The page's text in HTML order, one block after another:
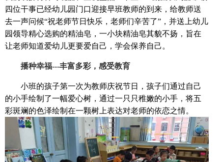
四位干事已经幼儿园门口迎接早班教师的到来，给教师送
去一声问候“祝老师节日快乐，老师们辛苦了”，并送上幼儿
园领导精心选购的精油皂，一小块精油皂其貌不扬，旨在
让老师知道爱幼儿更要爱自己，学会保养自己。
播种幸福---丰富多彩，感受教育
小班的孩子第一次为教师庆祝节日，孩子们通过自己
的小手绘制了一幅爱心树，通过一只只稚嫩的小手，将五
彩斑斓的色泽绘制在一颗树上表达对老师的依恋之情。